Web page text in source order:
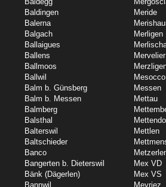
Baldingen
Balerna
Balgach
Ballaigues
Ballens
Ballmoos
Ballwil
Balm b. Günsberg
Balm b. Messen
Balmberg
Balsthal
Balterswil
Baltschieder
Banco
Bangerten b. Dieterswil
Bänk (Dägerlen)
Bannwil
Meride
Merligen
Mervelier
Mesocco
Messen
Mettau
Mettlen
Mex VD
Mex VS
Meyriez